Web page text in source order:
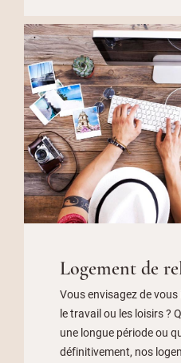
Logement de
Vous envisagez de
le travail ou les loisirs ?
une longue période ou
définitivement, nos